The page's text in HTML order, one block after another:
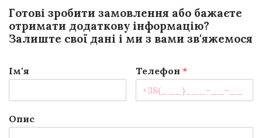
Готові зробити замовлення або бажаєте
отримати додаткову інформацію?
Залиште свої дані і ми з вами зв'яжемося
Ім'я Телефон*
Опис